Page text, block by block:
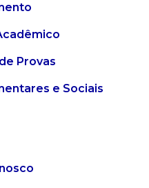
Provas
e Sociais